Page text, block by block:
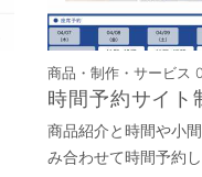
商品・制作・サービス
時間予約サイト
商品紹介と時間や小
み合わせて時間予約し